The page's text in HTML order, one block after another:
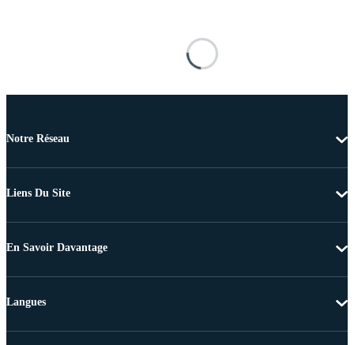
Notre Réseau
Liens Du Site
En Savoir Davantage
Langues